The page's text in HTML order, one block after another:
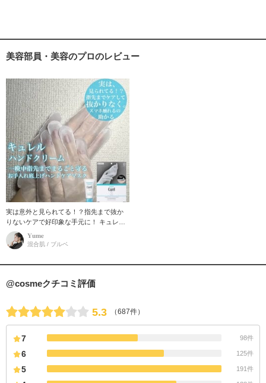
美容部員・美容のプロのレビュー
実は意外と見られてる！？指先まで抜か
りないケアで好印象な手元に！ キュレル
から独自開発の、極細繊維層をもつシー
トタイプのマスクがでました！
𝐘𝐮𝐦𝐞
混合肌 / ブルベ
@cosmeクチコミ評価
5.3 （687件）
7 98件
6 125件
5 191件